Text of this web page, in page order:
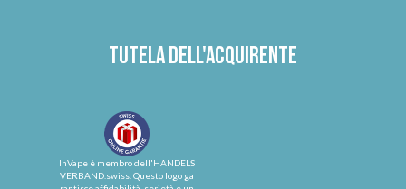
Tutela dell'acquirente
InVape è membro dell'HANDELS
VERBAND.swiss. Questo logo ga